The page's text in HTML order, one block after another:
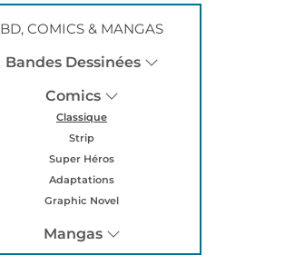
BD, COMICS & MANGAS
Bandes Dessinées
Comics
Classique
Strip
Super Héros
Adaptations
Graphic Novel
Mangas